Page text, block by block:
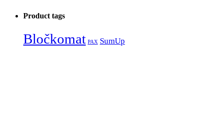
Product tags
Bločkomat PAX SumUp